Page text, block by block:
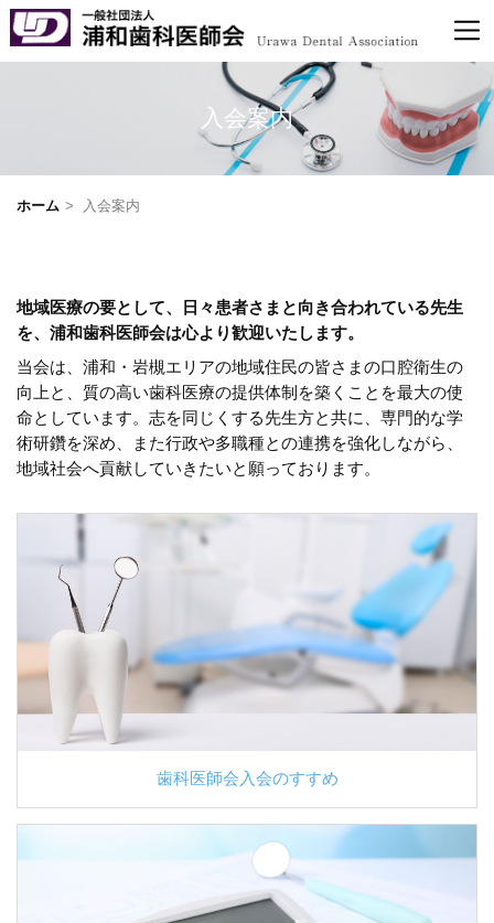
入会案内
ホーム 入会案内
地域医療の要として、日々患者さまと向き合われている先生
を、浦和歯科医師会は心より歓迎いたします。
当会は、浦和・岩槻エリアの地域住民の皆さまの口腔衛生の
向上と、質の高い歯科医療の提供体制を築くことを最大の使
命としています。志を同じくする先生方と共に、専門的な学
術研鑽を深め、また行政や多職種との連携を強化しながら、
地域社会へ貢献していきたいと願っております。
歯科医師会入会のすすめ